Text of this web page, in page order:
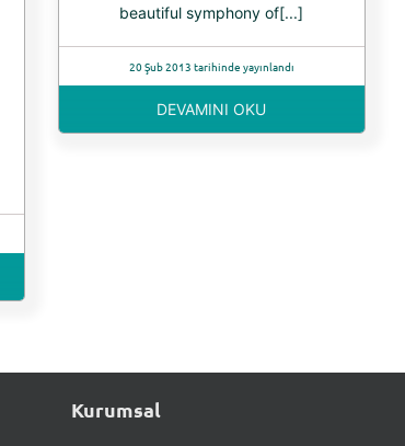
beautiful symphony of[...]
20 Şub 2013 tarihinde yayınlandı
DEVAMINI OKU
Kurumsal